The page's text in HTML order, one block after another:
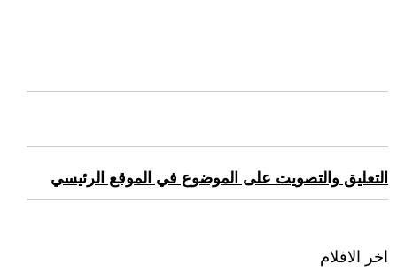
التعليق والتصويت على الموضوع في الموقع الرئيسي
اخر الافلام